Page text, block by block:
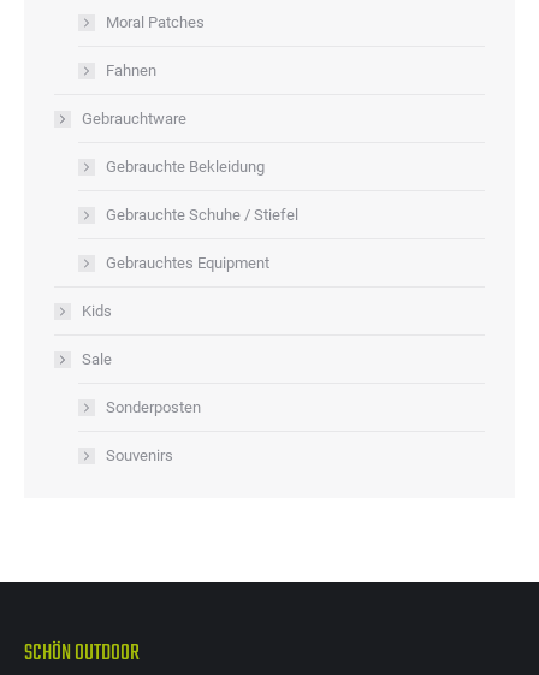
Moral Patches
Fahnen
Gebrauchtware
Gebrauchte Bekleidung
Gebrauchte Schuhe / Stiefel
Gebrauchtes Equipment
Kids
Sale
Sonderposten
Souvenirs
SCHÖN OUTDOOR